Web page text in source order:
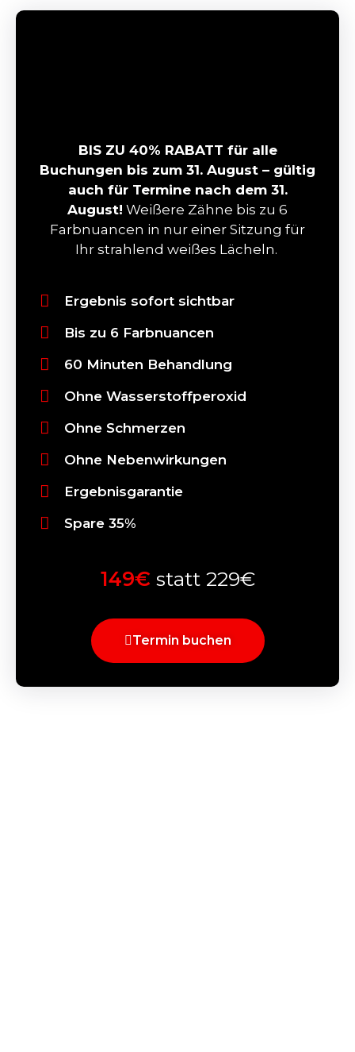
BIS ZU 40% RABATT für alle
Buchungen bis zum 31. August – gültig
auch für Termine nach dem 31.
August! Weißere Zähne bis zu 6
Farbnuancen in nur einer Sitzung für
Ihr strahlend weißes Lächeln.
Ergebnis sofort sichtbar
Bis zu 6 Farbnuancen
60 Minuten Behandlung
Ohne Wasserstoffperoxid
Ohne Schmerzen
Ohne Nebenwirkungen
Ergebnisgarantie
Spare 35%
149€ statt 229€
Termin buchen